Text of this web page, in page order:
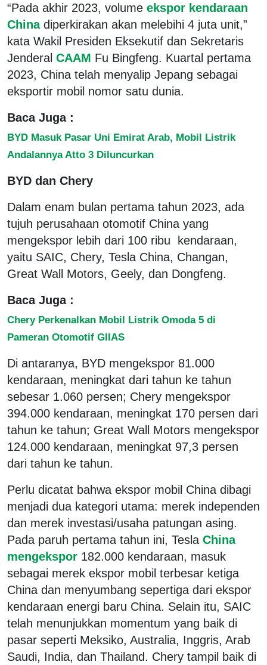
“Pada akhir 2023, volume ekspor kendaraan
China diperkirakan akan melebihi 4 juta unit,”
kata Wakil Presiden Eksekutif dan Sekretaris
Jenderal CAAM Fu Bingfeng. Kuartal pertama
2023, China telah menyalip Jepang sebagai
eksportir mobil nomor satu dunia.
Baca Juga :
BYD Masuk Pasar Uni Emirat Arab, Mobil Listrik
Andalannya Atto 3 Diluncurkan
BYD dan Chery
Dalam enam bulan pertama tahun 2023, ada
tujuh perusahaan otomotif China yang
mengekspor lebih dari 100 ribu kendaraan,
yaitu SAIC, Chery, Tesla China, Changan,
Great Wall Motors, Geely, dan Dongfeng.
Baca Juga :
Chery Perkenalkan Mobil Listrik Omoda 5 di
Pameran Otomotif GIIAS
Di antaranya, BYD mengekspor 81.000
kendaraan, meningkat dari tahun ke tahun
sebesar 1.060 persen; Chery mengekspor
394.000 kendaraan, meningkat 170 persen dari
tahun ke tahun; Great Wall Motors mengekspor
124.000 kendaraan, meningkat 97,3 persen
dari tahun ke tahun.
Perlu dicatat bahwa ekspor mobil China dibagi
menjadi dua kategori utama: merek independen
dan merek investasi/usaha patungan asing.
Pada paruh pertama tahun ini, Tesla China
mengekspor 182.000 kendaraan, masuk
sebagai merek ekspor mobil terbesar ketiga
China dan menyumbang sepertiga dari ekspor
kendaraan energi baru China. Selain itu, SAIC
telah menunjukkan momentum yang baik di
pasar seperti Meksiko, Australia, Inggris, Arab
Saudi, India, dan Thailand. Chery tampil baik di